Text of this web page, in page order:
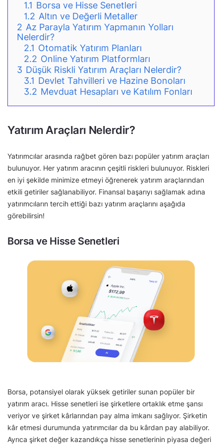
1.1 Borsa ve Hisse Senetleri
1.2 Altın ve Değerli Metaller
2 Az Parayla Yatırım Yapmanın Yolları
Nelerdir?
2.1 Otomatik Yatırım Planları
2.2 Online Yatırım Platformları
3 Düşük Riskli Yatırım Araçları Nelerdir?
3.1 Devlet Tahvilleri ve Hazine Bonoları
3.2 Mevduat Hesapları ve Katılım Fonları
Yatırım Araçları Nelerdir?
Yatırımcılar arasında rağbet gören bazı popüler yatırım araçları
bulunuyor. Her yatırım aracının çeşitli riskleri bulunuyor. Riskleri
en iyi şekilde minimize etmeyi öğrenerek yatırım araçlarından
etkili getiriler sağlanabiliyor. Finansal başarıyı sağlamak adına
yatırımcıların tercih ettiği bazı yatırım araçlarını aşağıda
görebilirsin!
Borsa ve Hisse Senetleri
Borsa, potansiyel olarak yüksek getiriler sunan popüler bir
yatırım aracı. Hisse senetleri ise şirketlere ortaklık etme şansı
veriyor ve şirket kârlarından pay alma imkanı sağlıyor. Şirketin
kâr etmesi durumunda yatırımcılar da bu kârdan pay alabiliyor.
Ayrıca şirket değer kazandıkça hisse senetlerinin piyasa değeri